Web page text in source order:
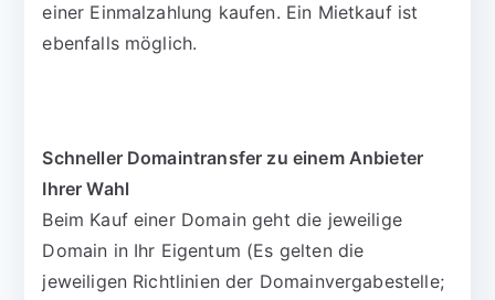
einer Einmalzahlung kaufen. Ein Mietkauf ist
ebenfalls möglich.
Schneller Domaintransfer zu einem Anbieter
Ihrer Wahl
Beim Kauf einer Domain geht die jeweilige
Domain in Ihr Eigentum (Es gelten die
jeweiligen Richtlinien der Domainvergabestelle;